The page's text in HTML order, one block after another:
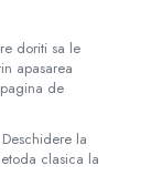
doriti sa le
apasarea
de
la
clasica la